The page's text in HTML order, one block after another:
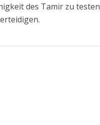
des Tamir zu